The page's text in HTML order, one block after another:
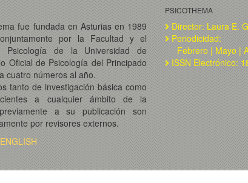
fue fundada en Asturias en 1989
por la Facultad y el
Psicología de la Universidad de
Oficial de Psicología del Principado
cuatro números al año.
tanto de investigación básica como
a cualquier ámbito de la
a su publicación son
por revisores externos.
PSICOTHEMA
Director: Laura E.
Periodicidad:
Febrero | Mayo |
ISSN Electrónico:
ENGLISH